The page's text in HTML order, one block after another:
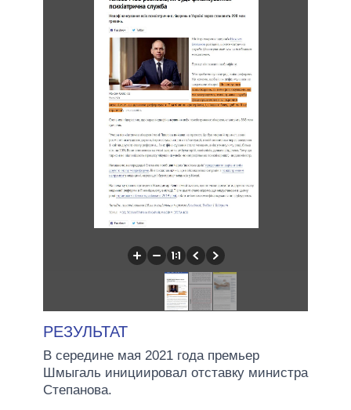
РЕЗУЛЬТАТ
В середине мая 2021 года премьер
Шмыгаль инициировал отставку министра
Степанова.